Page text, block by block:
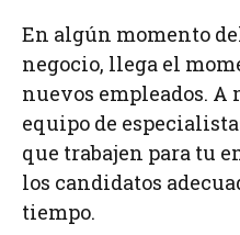
En algún momento
negocio, llega el
nuevos empleados. A
equipo de
que trabajen para tu
los candidatos
tiempo.